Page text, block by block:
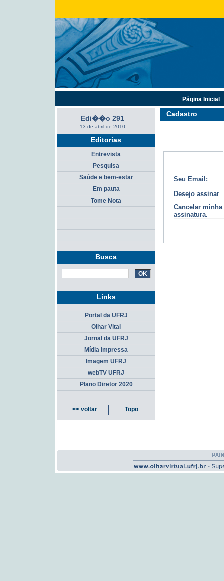
Cadastro
Seu Email:
Desejo assinar
Cancelar minha
assinatura.
Edi��o 291
13 de abril de 2010
Editorias
Entrevista
Pesquisa
Saúde e bem-estar
Em pauta
Tome Nota
Busca
Página Inicial
Links
Portal da UFRJ
Olhar Vital
Jornal da UFRJ
Mídia Impressa
Imagem UFRJ
webTV UFRJ
Plano Diretor 2020
<< voltar Topo